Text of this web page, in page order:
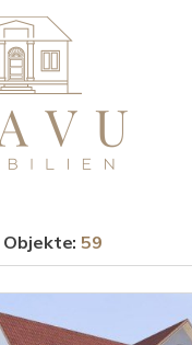
Objekte:59